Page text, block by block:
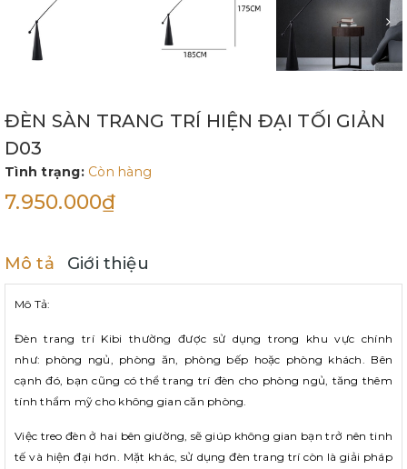
ĐÈN SÀN TRANG TRÍ HIỆN ĐẠI TỐI GIẢN
D03
Tình trạng: Còn hàng
7.950.000₫
Mô tả Giới thiệu
Mô Tả:
Đèn trang trí Kibi thường được sử dụng trong khu vực chính
như: phòng ngủ phòng ăn phòng bếp hoặc phòng khách
. Bên
cạnh đó, bạn cũng có thể trang trí đèn cho phòng ngủ, tăng thêm
tính thẩm mỹ cho không gian căn phòng.
Việc treo đèn ở hai bên giường , sẽ giúp không gian bạn trở nên tinh
tế và hiện đại hơn. Mặt khác, sử dụng đèn trang trí còn là giải pháp